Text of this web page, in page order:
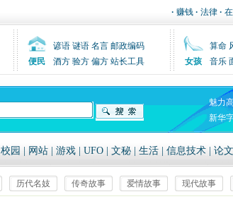
· 赚钱 · 法律 ·
谚语 谜语 名言 邮政编码
便民
酒方 验方 偏方 站长工具
算命
女孩
音乐
魅力
新华
校园 网站 游戏 UFO 文秘 生活 信息技术 论文
历代名妓 传奇故事 爱情故事 现代故事